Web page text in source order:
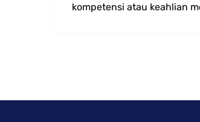
kompetensi atau keahlian